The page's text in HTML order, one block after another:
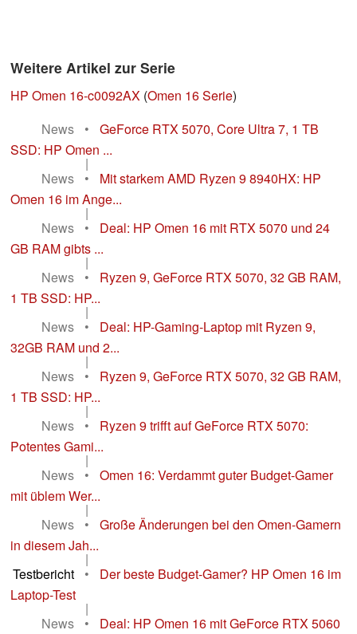
Weitere Artikel zur Serie
HP Omen 16-c0092AX (Omen 16 Serie)
News
•
GeForce RTX 5070, Core Ultra 7, 1 TB
SSD: HP Omen ...
|
News
•
Mit starkem AMD Ryzen 9 8940HX: HP
Omen 16 im Ange...
|
News
•
Deal: HP Omen 16 mit RTX 5070 und 24
GB RAM gibts ...
|
News
•
Ryzen 9, GeForce RTX 5070, 32 GB RAM,
1 TB SSD: HP...
|
News
•
Deal: HP-Gaming-Laptop mit Ryzen 9,
32GB RAM und 2...
|
News
•
Ryzen 9, GeForce RTX 5070, 32 GB RAM,
1 TB SSD: HP...
|
News
•
Ryzen 9 trifft auf GeForce RTX 5070:
Potentes Gami...
|
News
•
Omen 16: Verdammt guter Budget-Gamer
mit üblem Wer...
|
News
•
Große Änderungen bei den Omen-Gamern
in diesem Jah...
|
Testbericht
•
Der beste Budget-Gamer? HP Omen 16 im
Laptop-Test
|
News
•
Deal: HP Omen 16 mit GeForce RTX 5060